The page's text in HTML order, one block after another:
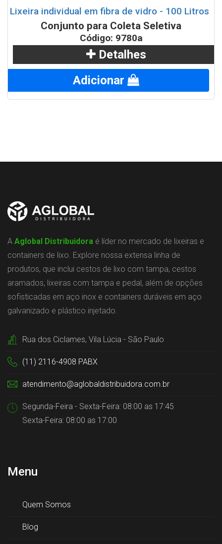
Lixeira individual em fibra de vidro - 100 Litros
Conjunto para Coleta Seletiva
Código: 9780a
Detalhes
Adicionar
A Aglobal Distribuidora é líder no mercado de lixeiras e
containers de lixo. Explore nossa extensa linha de
produtos, que inclui cestos de lixo com tampa, cestos
aramados, lixeiras com tampa e pedal, além de opções
sofisticadas em aço inox e containers duráveis em aço
galvanizado e plástico injetado.
Rua dos Ciclames, Vila Lúcia - São Paulo
(11) 2116-4908 PABX
atendimento@aglobaldistribuidora.com.br
Segunda-Feira - Sexta-Feira: 08:00 as 17:45
Sexta-Feira: 08:00 as 17:00
Menu
Quem Somos
Blog